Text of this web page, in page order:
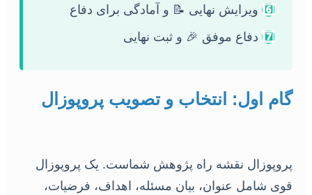
6️⃣ ویرایش نهایی 📝 و آمادگی برای دفاع
7️⃣ دفاع موفق 🎉 و ثبت نهایی
گام اول: انتخاب و تصویب پروپوزال
پروپوزال نقشه راه پژوهش شماست. یک پروپوزال
قوی شامل عنوان، بیان مسئله، اهداف، فرضیات،